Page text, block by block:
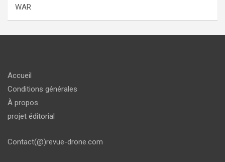
WAR
Accueil
Conditions générales
À propos
projet éditorial
Contact(@)revue-drone.com